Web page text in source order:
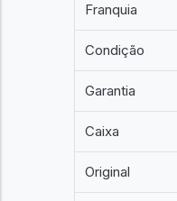
Franquia
Condição
Garantia
Caixa
Original